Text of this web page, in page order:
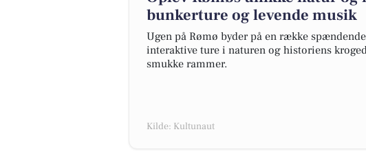
bunkerture og levende musik
Ugen på Rømø byder på en række
interaktive ture i naturen og historiens
smukke rammer.
Kilde: Kultunaut